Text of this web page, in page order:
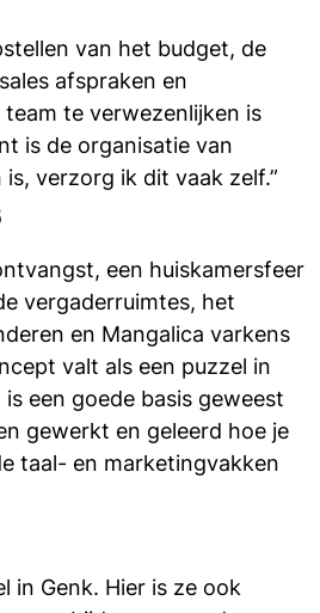
van het budget, de
afspraken en
te verwezenlijken is
is de organisatie van
verzorg ik dit vaak zelf.”
een huiskamersfeer
vergaderruimtes, het
en Mangalica varkens
valt als een puzzel in
een goede basis geweest
gewerkt en geleerd hoe je
taal- en marketingvakken
in Genk. Hier is ze ook